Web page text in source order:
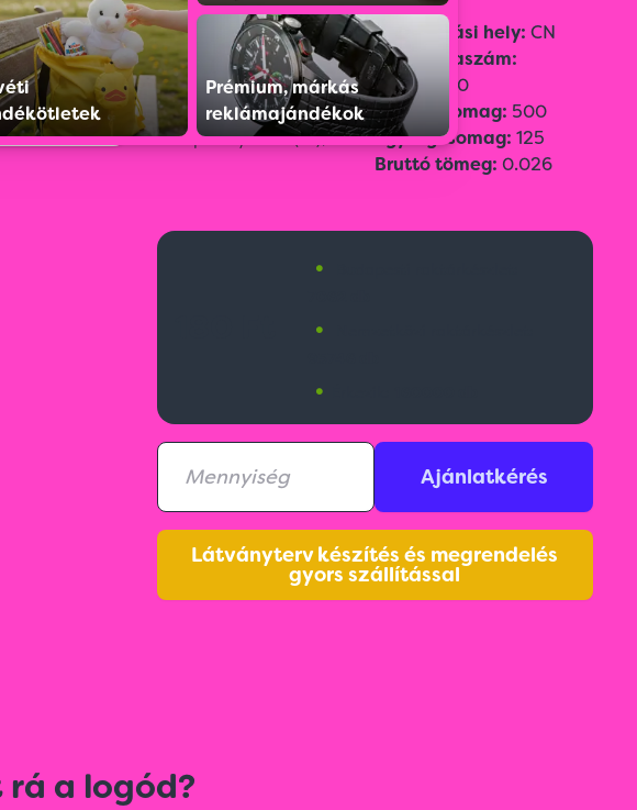
Prémium, márkás
reklámajándékok
Szín:
Barna
Méret:
9 × 1 × 8,5 cm
Emblémázási
technológia:
Tamponnyomás(T1),
Származási hely: CN
Vámtarifaszám:
48209000
Gyűjtőcsomag: 500
Egységcsomag: 125
Bruttó tömeg: 0.026
•
•
•
Ajánlatkérés
Látványterv készítés és megrendelés
gyors szállítással
rá a logód?